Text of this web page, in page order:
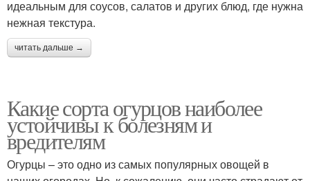
идеальным для соусов, салатов и других блюд, где нужна
нежная текстура.
читать дальше →
Какие сорта огурцов наиболее
устойчивы к болезням и
вредителям
Огурцы – это одно из самых популярных овощей в